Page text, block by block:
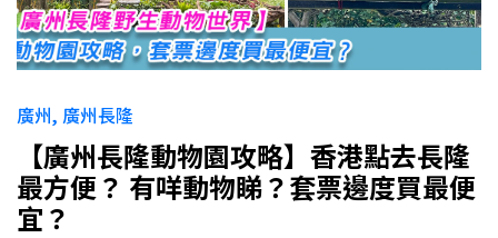
廣州 廣州長隆
【廣州長隆動物園攻略】香港點去長隆
最方便？ 有咩動物睇？套票邊度買最便
宜？